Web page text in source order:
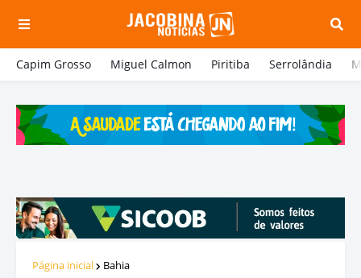
Capim Grosso Miguel Calmon Piritiba Serrolândia
Página inicial Bahia